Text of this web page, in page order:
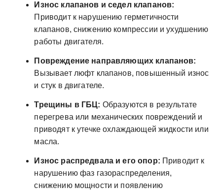
Износ клапанов и седел клапанов:
Приводит к нарушению герметичности
клапанов, снижению компрессии и ухудшению
работы двигателя.
Повреждение направляющих клапанов:
Вызывает люфт клапанов, повышенный износ
и стук в двигателе.
Трещины в ГБЦ: Образуются в результате
перегрева или механических повреждений и
приводят к утечке охлаждающей жидкости или
масла.
Износ распредвала и его опор: Приводит к
нарушению фаз газораспределения,
снижению мощности и появлению